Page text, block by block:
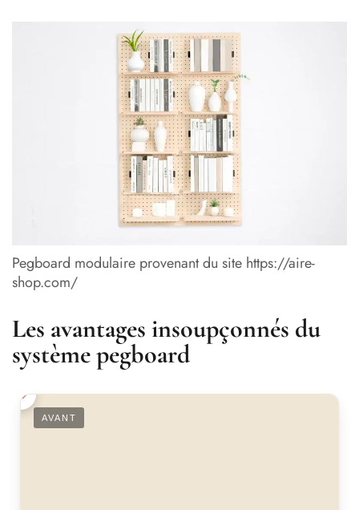
Pegboard modulaire provenant du site https://aire-
shop.com/
Les avantages insoupçonnés du
système pegboard
AVANT